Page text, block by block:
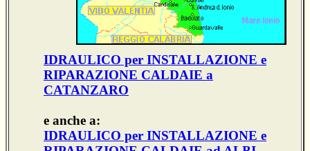
IDRAULICO per INSTALLAZIONE e
RIPARAZIONE CALDAIE a
CATANZARO
e anche a:
IDRAULICO per INSTALLAZIONE e